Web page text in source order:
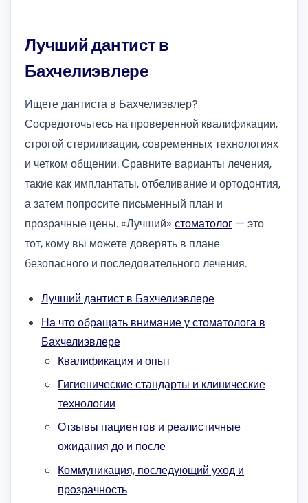
Лучший дантист в
Бахчелиэвлере
Ищете дантиста в Бахчелиэвлер?
Сосредоточьтесь на проверенной квалификации,
строгой стерилизации, современных технологиях
и четком общении. Сравните варианты лечения,
такие как имплантаты, отбеливание и ортодонтия,
а затем попросите письменный план и
прозрачные цены. «Лучший» стоматолог — это
тот, кому вы можете доверять в плане
безопасного и последовательного лечения.
Лучший дантист в Бахчелиэвлере
На что обращать внимание у стоматолога в
Бахчелиэвлере
Квалификация и опыт
Гигиенические стандарты и клинические
технологии
Отзывы пациентов и реалистичные
ожидания до и после
Коммуникация, последующий уход и
прозрачность